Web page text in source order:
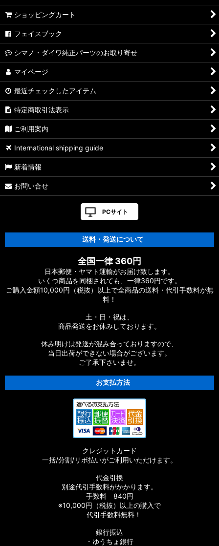
【シマノ】22メタニウム シャローエディション
【シマノ】20メタニウム［Metanium］純正パーツリスト
【シマノ】16メタニウム MGL［Metanium］純正パーツリスト
【シマノ】13メタニウム［Metanium］純正パーツリスト
【シマノ】15メタニウム DC［Metanium］純正パーツリスト
【シマノ】07-08メタニウム Mｇ/MgDC［Metanium］純正パ
ーツリスト
【シマノ】21アンタレス DC［ANTARES］純正パーツリスト
【シマノ】22バンタム［BANTAM MGL］純正パーツリスト
【シマノ】05メタニウム XT［Metanium］純正パーツリスト
【シマノ】19アンタレス［ANTARES］純正パーツリスト
【シマノ】18アンタレス DC MD XG［ANTARES］純正パーツ
リスト
【シマノ】16アンタレス DC［ANTARES］純正パーツリスト
【シマノ】12アンタレス［ANTARES］純正パーツリスト
【シマノ】03-06アンタレス AR/DC/DC7［ANTARES］純正パ
【シマノ】21SLX BFS［SLX］純正パーツリスト
【シマノ】21-22カルカッタコンクエスト
【シマノ】18バンタム MGL［BANTAM MGL］純正パーツリス
【シマノ】21オシアジガー［OCEA JIGGER］純正パーツリス
【シマノ】20SLX DC［SLX］純正パーツリスト
【シマノ】19SLX MGL［SLX］純正パーツリスト
【シマノ】19-20オシアコンクエスト リミテッド［OCEA
CONQUEST］純正パーツリスト
ショッピングカート
フェイスブック
シマノ・ダイワ純正パーツのお取り寄せ
マイページ
最近チェックしたアイテム
特定商取引法表示
ご利用案内
International shipping guide
新着情報
お問い合せ
PCサイト
送料・発送について
全国一律 360円
日本郵便・ヤマト運輸がお届け致します。
いくつ商品を同梱されても、一律360円です。
ご購入金額10,000円（税抜）以上で全商品の送料・代引手数料が無
料！
土・日・祝は、
商品発送をお休みしております。
休み明けは発送が混み合っておりますので、
当日出荷ができない場合がございます。
ご了承下さいませ。
お支払方法
クレジットカード
一括/分割/リボ払いがご利用いただけます。
代金引換
別途代引手数料がかかります。
手数料 840円
※10,000円（税抜）以上の購入で
代引手数料無料！
銀行振込
・ゆうちょ銀行